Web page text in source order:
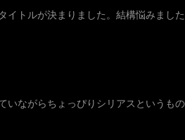
トルが決まりました。結構悩みました
いながらちょっぴりシリアスというも